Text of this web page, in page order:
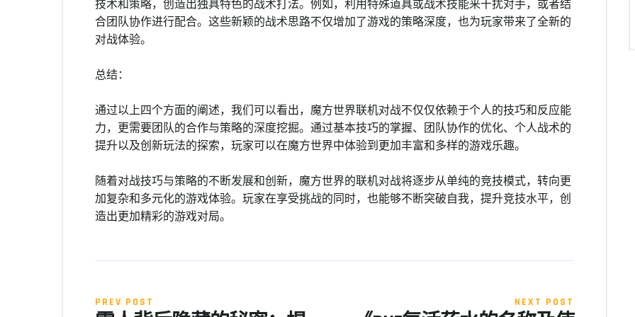
技术和策略，创造出独具特色的战术打法。例如，利用特殊道具或战术技能来干扰对手，或者结
合团队协作进行配合。这些新颖的战术思路不仅增加了游戏的策略深度，也为玩家带来了全新的
对战体验。
总结：
通过以上四个方面的阐述，我们可以看出，魔方世界联机对战不仅仅依赖于个人的技巧和反应能
力，更需要团队的合作与策略的深度挖掘。通过基本技巧的掌握、团队协作的优化、个人战术的
提升以及创新玩法的探索，玩家可以在魔方世界中体验到更加丰富和多样的游戏乐趣。
随着对战技巧与策略的不断发展和创新，魔方世界的联机对战将逐步从单纯的竞技模式，转向更
加复杂和多元化的游戏体验。玩家在享受挑战的同时，也能够不断突破自我，提升竞技水平，创
造出更加精彩的游戏对局。
PREV POST NEXT POST